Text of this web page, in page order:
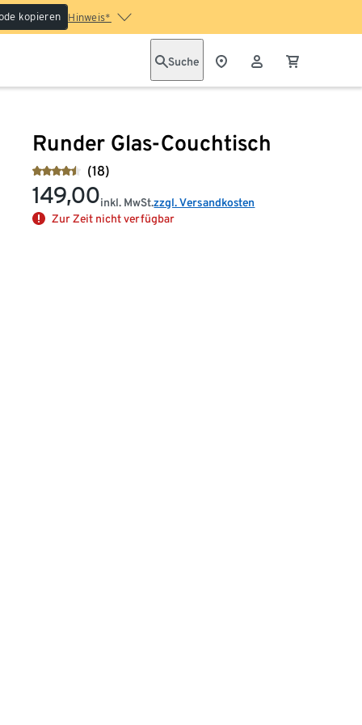
kopieren Hinweis*
Suche
Runder Glas-Couchtisch
(18)
149,00inkl. MwSt.zzgl. Versandkosten
Zur Zeit nicht verfügbar